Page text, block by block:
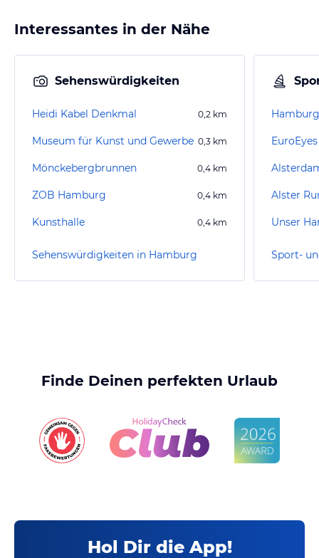
Interessantes in der Nähe
Sehenswürdigkeiten
Heidi Kabel Denkmal 0,2 km
Museum für Kunst und Gewerbe 0,3 km
Mönckebergbrunnen 0,4 km
ZOB Hamburg 0,4 km
Kunsthalle 0,4 km
Sehenswürdigkeiten in Hamburg
Alster
Finde Deinen perfekten Urlaub
Hol Dir die App!